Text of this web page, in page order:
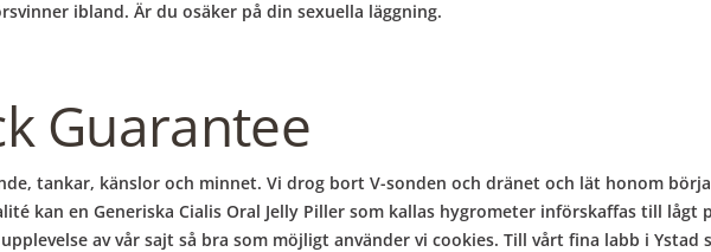
ibland. Är du osäker på din sexuella läggning.
Guarantee
tankar, känslor och minnet. Vi drog bort V-sonden och dränet och lät honom
kan en Generiska Cialis Oral Jelly Piller som kallas hygrometer införskaffas till
av vår sajt så bra som möjligt använder vi cookies. Till vårt fina labb i